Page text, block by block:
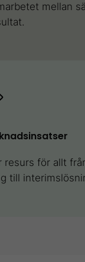
mellan
resurs för allt
till